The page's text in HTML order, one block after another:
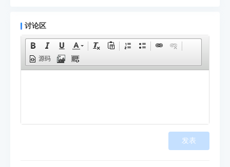
讨论区
源码
发表